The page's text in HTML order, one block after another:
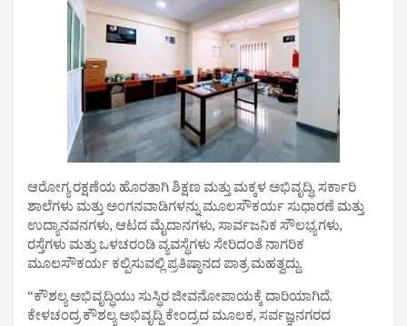
ಆರೋಗ್ಯ ರಕ್ಷಣೆಯ ಹೊರತಾಗಿ ಶಿಕ್ಷಣ ಮತ್ತು ಮಕ್ಕಳ ಅಭಿವೃದ್ಧಿ, ಸರ್ಕಾರಿ
ಶಾಲೆಗಳು ಮತ್ತು ಅಂಗನವಾಡಿಗಳನ್ನು ಮೂಲಸೌಕರ್ಯ ಸುಧಾರಣೆ ಮತ್ತು
ಉದ್ಯಾನವನಗಳು, ಆಟದ ಮೈದಾನಗಳು, ಸಾರ್ವಜನಿಕ ಸೌಲಭ್ಯಗಳು,
ರಸ್ತೆಗಳು ಮತ್ತು ಒಳಚರಂಡಿ ವ್ಯವಸ್ಥೆಗಳು ಸೇರಿದಂತೆ ನಾಗರಿಕ
ಮೂಲಸೌಕರ್ಯ ಕಲ್ಪಿಸುವಲ್ಲಿ ಪ್ರತಿಷ್ಠಾನದ ಪಾತ್ರ ಮಹತ್ವದ್ದು.
“ಕೌಶಲ್ಯ ಅಭಿವೃದ್ಧಿಯು ಸುಸ್ಥಿರ ಜೀವನೋಪಾಯಕ್ಕೆ ದಾರಿಯಾಗಿದೆ.
ಕೇಳಚಂದ್ರ ಕೌಶಲ್ಯ ಅಭಿವೃದ್ಧಿ ಕೇಂದ್ರದ ಮೂಲಕ, ಸರ್ವಜ್ಞನಗರದ